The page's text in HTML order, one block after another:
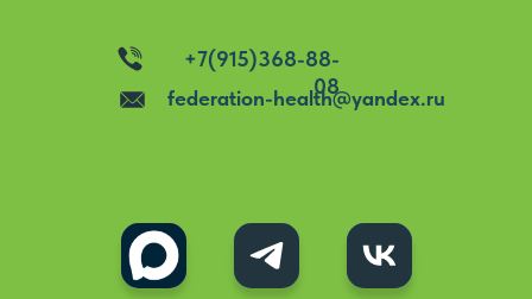
+7(915)368-88-
08
federation-health@yandex.ru